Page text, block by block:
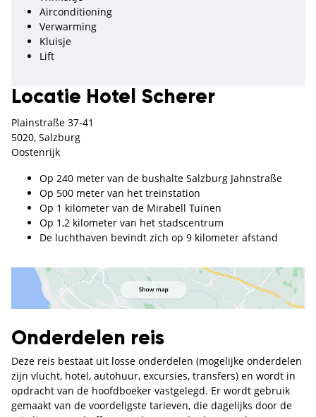
Airconditioning
Verwarming
Kluisje
Lift
Locatie Hotel Scherer
Plainstraße 37-41
5020, Salzburg
Oostenrijk
Op 240 meter van de bushalte Salzburg Jahnstraße
Op 500 meter van het treinstation
Op 1 kilometer van de Mirabell Tuinen
Op 1,2 kilometer van het stadscentrum
De luchthaven bevindt zich op 9 kilometer afstand
Onderdelen reis
Deze reis bestaat uit losse onderdelen (mogelijke onderdelen
zijn vlucht, hotel, autohuur, excursies, transfers) en wordt in
opdracht van de hoofdboeker vastgelegd. Er wordt gebruik
gemaakt van de voordeligste tarieven, die dagelijks door de